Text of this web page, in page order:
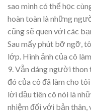
sao mình có thể học
hoàn toàn là những
cũng sẽ quen với các
Sau mấy phút bỡ ngỡ,
lớp. Hình ảnh của cô
9. Vẫn dáng người thon
đó của cô đã làm cho
lời đầu tiên cô nói là
nhiệm đối với bản